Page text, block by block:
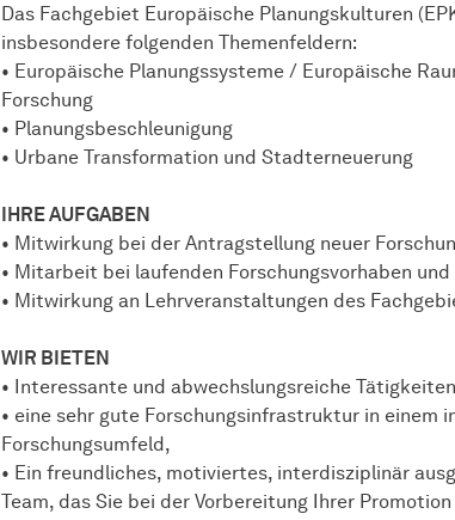
Das Fachgebiet Europäische Planungskulturen
insbesondere folgenden Themenfeldern:
• Europäische Planungssysteme / Europäische
Forschung
• Planungsbeschleunigung
• Urbane Transformation und Stadterneuerung
IHRE AUFGABEN
• Mitwirkung bei der Antragstellung neuer
• Mitarbeit bei laufenden Forschungsvorhaben
• Mitwirkung an Lehrveranstaltungen des
WIR BIETEN
• Interessante und abwechslungsreiche Tätigkeiten
• eine sehr gute Forschungsinfrastruktur in einem
Forschungsumfeld,
• Ein freundliches, motiviertes, interdisziplinär
Team, das Sie bei der Vorbereitung Ihrer